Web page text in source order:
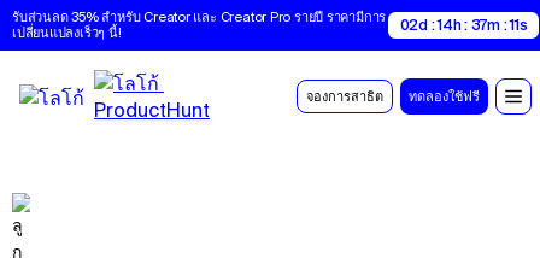
รับส่วนลด 35% สำหรับ Creator และ Creator Pro รายปี ราคามีการ
เปลี่ยนแปลงเร็วๆ นี้!
02d : 14h : 37m : 10s
จองการสาธิต ทดลองใช้ฟรี